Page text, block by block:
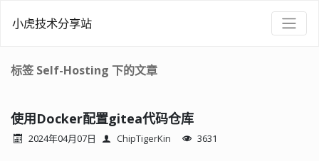
小虎技术分享站
标签 Self-Hosting 下的文章
使用Docker配置gitea代码仓库
2024年04月07日 ChipTigerKin 3631